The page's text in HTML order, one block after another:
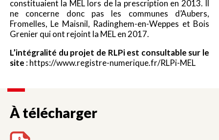
constituaient la MEL lors de la prescription en 2013. Il
ne concerne donc pas les communes d’Aubers,
Fromelles, Le Maisnil, Radinghem-en-Weppes et Bois
Grenier qui ont rejoint la MEL en 2017.
L’intégralité du projet de RLPi est consultable sur le
site : https://www.registre-numerique.fr/RLPi-MEL
À télécharger